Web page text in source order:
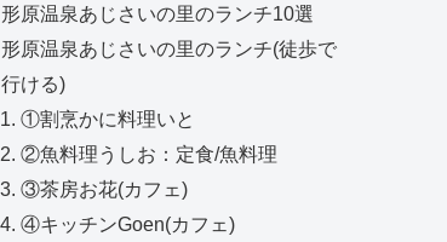
形原温泉あじさいの里のランチ10選
形原温泉あじさいの里のランチ(徒歩で
行ける)
①割烹かに料理いと
②魚料理うしお：定食/魚料理
③茶房お花(カフェ)
④キッチンGoen(カフェ)